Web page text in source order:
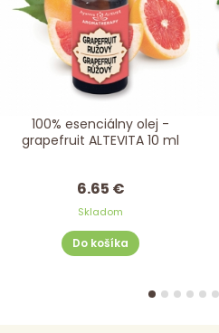
100% esenciálny olej -
grapefruit ALTEVITA 10 ml
6.65 €
Skladom
Do košíka